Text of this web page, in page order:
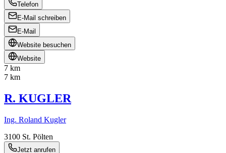
Telefon
E-Mail schreiben
E-Mail
Website besuchen
Website
7 km
7 km
R. KUGLER
Ing. Roland Kugler
3100 St. Pölten
Jetzt anrufen